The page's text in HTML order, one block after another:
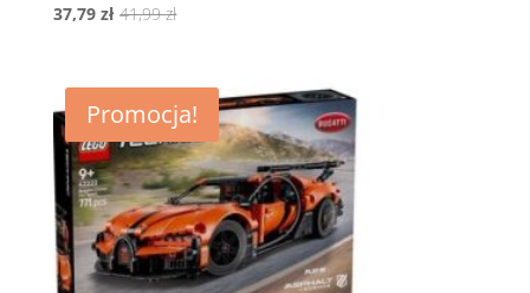
41,99złPierwotna
41,99 zł.
37,79 zł
Aktualna
37,79 zł.
Promocja!